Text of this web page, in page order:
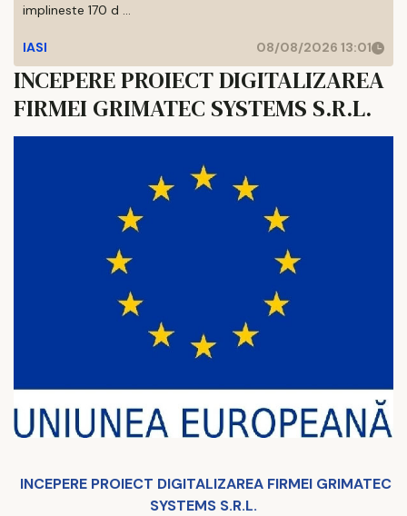
implineste 170 d ...
IASI 08/08/2026 13:01
INCEPERE PROIECT DIGITALIZAREA
FIRMEI GRIMATEC SYSTEMS S.R.L.
INCEPERE PROIECT DIGITALIZAREA FIRMEI GRIMATEC
SYSTEMS S.R.L.